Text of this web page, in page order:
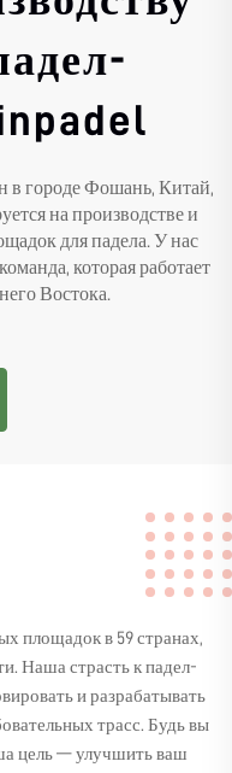
в городе Фошань, Китай,
на производстве и
для падела. У нас
которая работает
Востока.
площадок в 59 странах,
Наша страсть к падел-
и разрабатывать
трасс. Будь вы
цель — улучшить ваш